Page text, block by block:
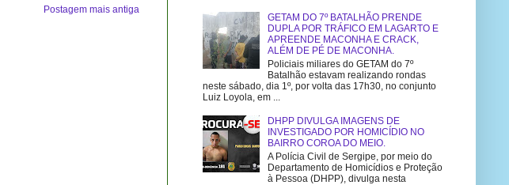
Postagem mais antiga
GETAM DO 7º BATALHÃO PRENDE
DUPLA POR TRÁFICO EM LAGARTO E
APREENDE MACONHA E CRACK,
ALÉM DE PÉ DE MACONHA.
Policiais miliares do GETAM do 7º
Batalhão estavam realizando rondas
neste sábado, dia 1º, por volta das 17h30, no conjunto
Luiz Loyola, em ...
DHPP DIVULGA IMAGENS DE
INVESTIGADO POR HOMICÍDIO NO
BAIRRO COROA DO MEIO.
A Polícia Civil de Sergipe, por meio do
Departamento de Homicídios e Proteção
à Pessoa (DHPP), divulga nesta